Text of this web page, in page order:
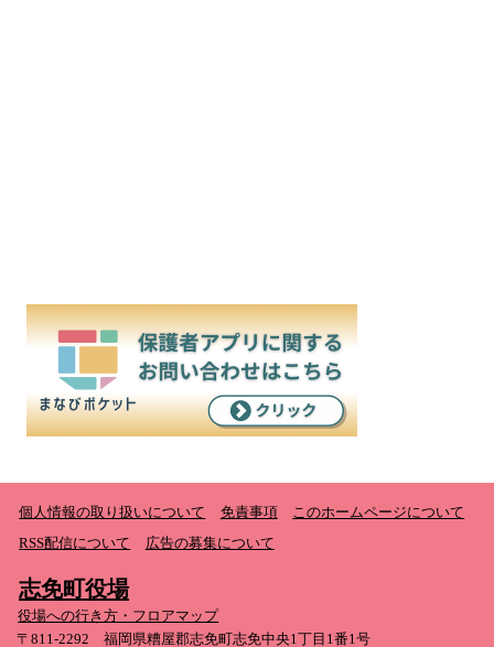
個人情報の取り扱いについて 免責事項
このホームページについて
RSS配信について
広告の募集について
志免町役場
役場への行き方・フロアマップ
〒811-2292 福岡県糟屋郡志免町志免中央1丁目1番1号